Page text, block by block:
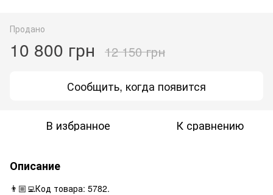
Продано
10 800 грн 12 150 грн
Сообщить, когда появится
В избранное К сравнению
Описание
👨🏼‍💻Код товара: 5782.